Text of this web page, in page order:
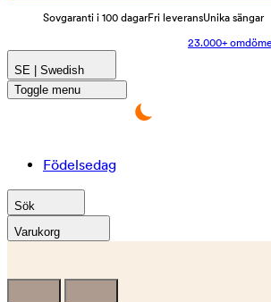
Sovgaranti i 100 dagarFri leveransUnika sängar
23.000+
SE | Swedish
Toggle menu
Födelsedag
Sök
Varukorg